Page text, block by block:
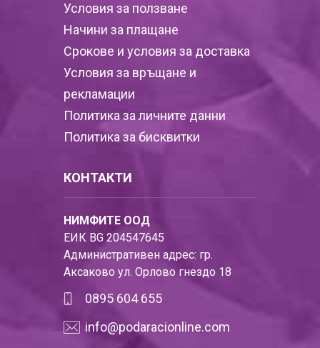
Условия за ползване
Начини за плащане
Срокове и условия за доставка
Условия за връщане и
рекламации
Политика за личните данни
Политика за бисквитки
КОНТАКТИ
НИМФИТЕ ООД
ЕИК BG 204547645
Административен адрес: гр.
Аксаково ул. Орлово гнездо 18
0895 604 655
info@podaracionline.com